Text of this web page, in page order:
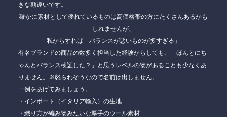
きな勘違いです。
確かに素材として優れているものは高価格帯の方にたくさんあるかも
しれませんが、
私からすれば「バランスが悪いものが多すぎる」
有名ブランドの商品の数多く担当した経験からしても、「ほんとにち
ゃんとバランス検証した？」と思うレベルの物があることも少なくあ
りません。※怒られそうなので名前は出しません。
一例をあげてみましょう。
・インポート（イタリア輸入）の生地
・織り方が編み物みたいな厚手のウール素材